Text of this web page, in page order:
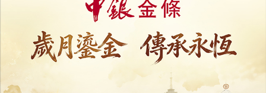
日本次輪賭場牌照招商遇冷
二線城市與高門檻窒礙投資
04/08/2026 10561